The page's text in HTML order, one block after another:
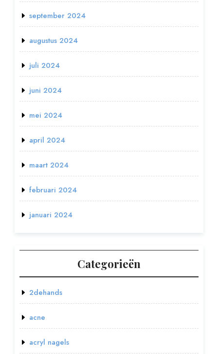
september 2024
augustus 2024
juli 2024
juni 2024
mei 2024
april 2024
maart 2024
februari 2024
januari 2024
Categorieën
2dehands
acne
acryl nagels